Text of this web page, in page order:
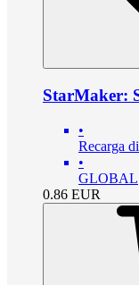
StarMaker:
•
Recarga
•
GLOBAL
0.86 EUR